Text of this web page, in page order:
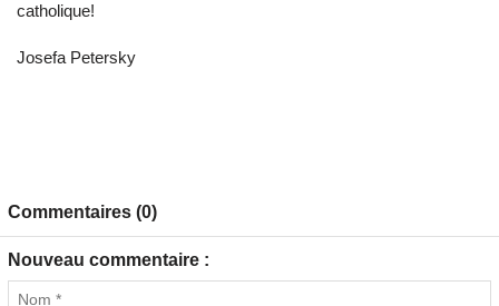
catholique!
Josefa Petersky
Commentaires (0)
Nouveau commentaire :